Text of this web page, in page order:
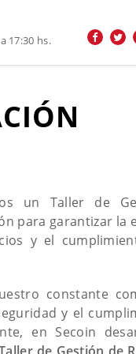
17:30 hs.
un Taller de
para garantizar la
y el
constante
y el
en Secoin